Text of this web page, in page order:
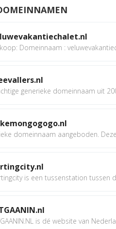
Domeinnaam :
generieke domeinnaam uit
domeinnaam aangeboden.
is een tussenstation tussen
is dé website van